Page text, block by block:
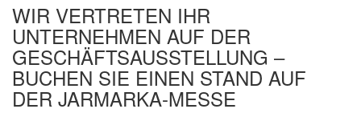
WIR VERTRETEN IHR
UNTERNEHMEN AUF DER
GESCHÄFTSAUSSTELLUNG –
BUCHEN SIE EINEN STAND AUF
DER JARMARKA-MESSE